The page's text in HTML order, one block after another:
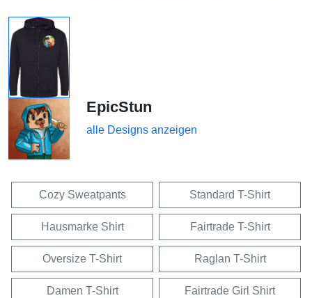
EpicStun
alle Designs anzeigen
Cozy Sweatpants Standard T-Shirt
Hausmarke Shirt Fairtrade T-Shirt
Oversize T-Shirt Raglan T-Shirt
Damen T-Shirt Fairtrade Girl Shirt